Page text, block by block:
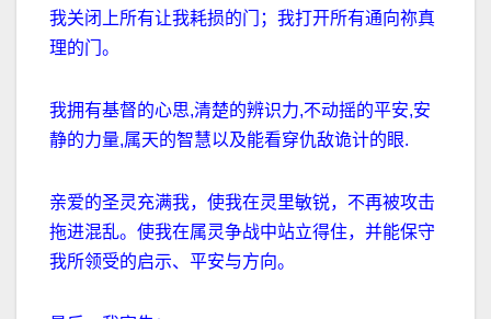
我关闭上所有让我耗损的门；我打开所有通向祢真
理的门。
我拥有基督的心思,清楚的辨识力,不动摇的平安,安
静的力量,属天的智慧以及能看穿仇敌诡计的眼.
亲爱的圣灵充满我，使我在灵里敏锐，不再被攻击
拖进混乱。使我在属灵争战中站立得住，并能保守
我所领受的启示、平安与方向。